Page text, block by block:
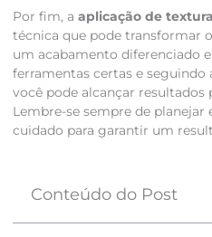
Por fim, a aplicação de textura
técnica que pode transformar
um acabamento diferenciado
ferramentas certas e seguindo
você pode alcançar resultados
Lembre-se sempre de planejar
cuidado para garantir um
Conteúdo do Post